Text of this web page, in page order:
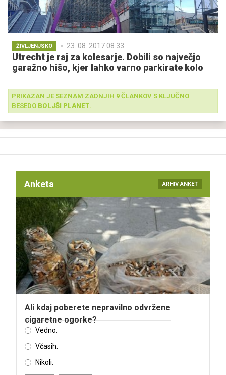
ŽIVLJENJSKO 23. 08. 2017 08.33
Utrecht je raj za kolesarje. Dobili so največjo
garažno hišo, kjer lahko varno parkirate kolo
PRIKAZAN JE SEZNAM ZADNJIH 9 ČLANKOV S KLJUČNO
BESEDO BOLJŠI PLANET.
Anketa ARHIV ANKET
Ali kdaj poberete nepravilno odvržene
cigaretne ogorke?
Vedno.
Včasih.
Nikoli.